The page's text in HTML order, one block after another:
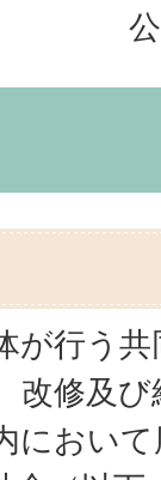
が行う
改修及
におい